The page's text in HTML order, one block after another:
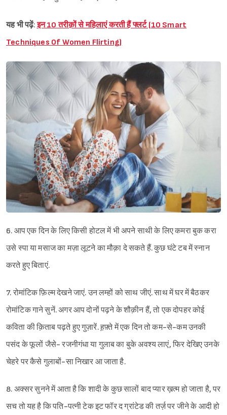
Sign in
यह भी पढ़ें:इन 10 तरीक़ों से महिलाएं करती हैं फ्लर्ट (10 Smart
Techniques Of Women Flirting)
6. आप एक दिन के लिए किसी होटल में भी अपने साथी के लिए कमरा बुक करा
उसे स्पा या मसाज का मज़ा लूटने का मौक़ा दे सकते हैं. कुछ घंटे टब में स्नान
करते हुए बिताएं.
7. रोमांटिक फ़िल्म देखने जाएं. उन लम्हों को साथ जीएं. साथ में घर में बैठकर
रोमांटिक गाने सुनें. अगर आप दोनों पढ़ने के शौक़ीन हैं, तो एक दोपहर कोई
कविता की क़िताब पढ़ते हुए गुज़ारें. ह़फ़्ते में एक दिन तो कम-से-कम उनकी
पसंद के फूलों जैसे- रजनीगंधा या गुलाब का बुके अवश्य लाएं, फिर देखिए उनके
चेहरे पर कैसे गुलाबों-सा निखार आ जाता है.
8. अक्सर सुनने में आता है कि शादी के कुछ सालों बाद प्यार ख़त्म हो जाता है, पर
सच तो यह है कि पति-पत्नी टेक इट फॉर द ग्रांटेड की तर्ज़ पर जीने के आदी हो